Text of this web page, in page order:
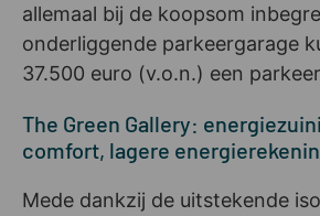
allemaal bij de koopsom
onderliggende parkeergarage
37.500 euro (v.o.n.) een
The Green Gallery:
comfort, lagere
Mede dankzij de uitstekende